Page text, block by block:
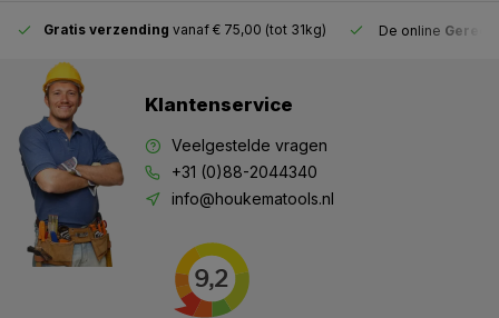
Gratis verzending vanaf € 75,00 (tot 31kg) De online
Klantenservice
Veelgestelde vragen
+31 (0)88-2044340
info@houkematools.nl